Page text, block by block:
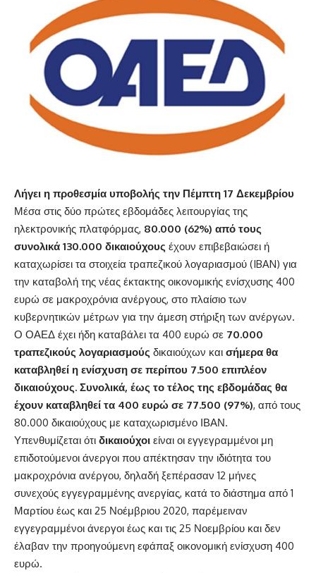
Λήγει η προθεσμία υποβολής την Πέμπτη 17 Δεκεμβρίου
Μέσα στις δύο πρώτες εβδομάδες λειτουργίας της
ηλεκτρονικής πλατφόρμας, 80.000 (62%) από τους
συνολικά 130.000 δικαιούχους έχουν επιβεβαιώσει ή
καταχωρίσει τα στοιχεία τραπεζικού λογαριασμού (IBAN) για
την καταβολή της νέας έκτακτης οικονομικής ενίσχυσης 400
ευρώ σε μακροχρόνια ανέργους, στο πλαίσιο των
κυβερνητικών μέτρων για την άμεση στήριξη των ανέργων.
Ο ΟΑΕΔ έχει ήδη καταβάλει τα 400 ευρώ σε 70.000
τραπεζικούς λογαριασμούς δικαιούχων και σήμερα θα
καταβληθεί η ενίσχυση σε περίπου 7.500 επιπλέον
δικαιούχους. Συνολικά, έως το τέλος της εβδομάδας θα
έχουν καταβληθεί τα 400 ευρώ σε 77.500 (97%), από τους
80.000 δικαιούχους με καταχωρισμένο ΙΒΑΝ.
Υπενθυμίζεται ότι δικαιούχοι είναι οι εγγεγραμμένοι μη
επιδοτούμενοι άνεργοι που απέκτησαν την ιδιότητα του
μακροχρόνια ανέργου, δηλαδή ξεπέρασαν 12 μήνες
συνεχούς εγγεγραμμένης ανεργίας, κατά το διάστημα από 1
Μαρτίου έως και 25 Νοέμβριου 2020, παρέμειναν
εγγεγραμμένοι άνεργοι έως και τις 25 Νοεμβρίου και δεν
έλαβαν την προηγούμενη εφάπαξ οικονομική ενίσχυση 400
ευρώ.